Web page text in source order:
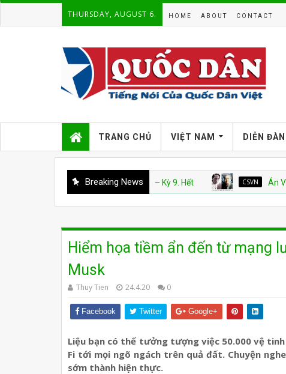
THURSDAY, AUGUST 6. HOME ABOUT CONTACT
TRANG CHỦ VIỆT NAM DIỄN ĐÀN
Breaking News
CSVN Án văn – Kỳ 9. Hết CSVN Án Văn: Kỳ 5,
Hiểm họa tiềm ẩn đến từ mạng
Musk
Thuy Tien 24.4.20 0
Facebook Twitter Google+
Liệu bạn có thể tưởng tượng việc 50.000 vệ
Fi tới mọi ngõ ngách trên quả đất. Chuyện
sớm thành hiện thực.